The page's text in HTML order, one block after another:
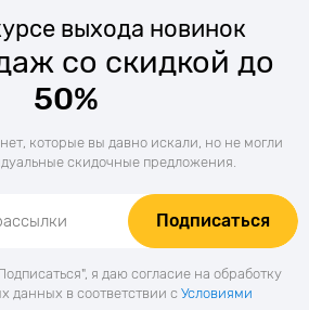
выхода новинок
со скидкой до
50%
которые вы давно искали, но не могли
скидочные предложения.
Подписаться
я даю согласие на обработку
данных в соответствии с Условиями